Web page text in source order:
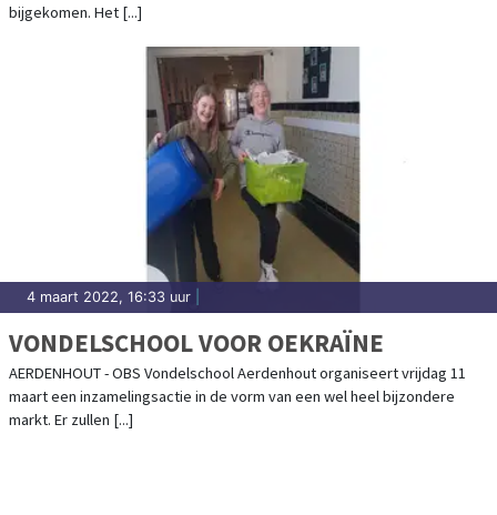
bijgekomen. Het [...]
4 maart 2022, 16:33 uur
VONDELSCHOOL VOOR OEKRAÏNE
AERDENHOUT - OBS Vondelschool Aerdenhout organiseert vrijdag 11
maart een inzamelingsactie in de vorm van een wel heel bijzondere
markt. Er zullen [...]